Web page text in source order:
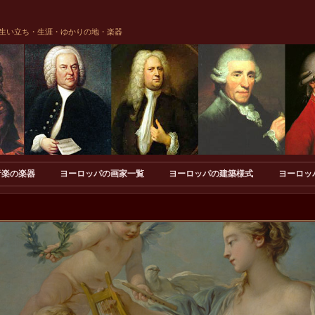
い立ち・生涯・ゆかりの地・楽器
の楽器 ヨーロッパの画家一覧 ヨーロッパの建築様式 ヨーロッ